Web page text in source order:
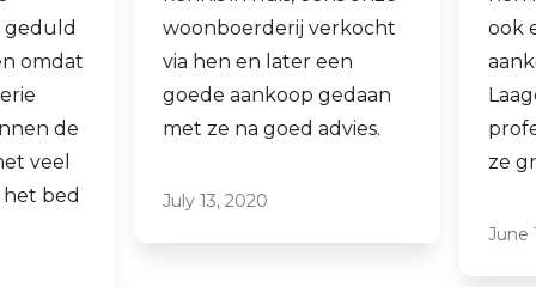
woonboerderij verkocht
via hen en later een
goede aankoop gedaan
met ze na goed advies.
July 13, 2020
ook een woning
Laagdrempelig
professioneel, ik
ze graag aan.